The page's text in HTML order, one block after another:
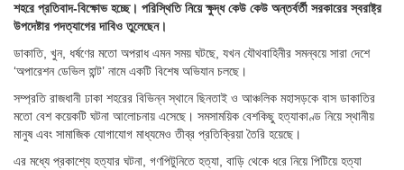
শহরে প্রতিবাদ-বিক্ষোভ হচ্ছে। পরিস্থিতি নিয়ে ক্ষুদ্ধ কেউ কেউ অন্তর্বর্তী সরকারের স্বরাষ্ট্র
উপদেষ্টার পদত্যাগের দাবিও তুলেছেন।
ডাকাতি, খুন, ধর্ষণের মতো অপরাধ এমন সময় ঘটছে, যখন যৌথবাহিনীর সমন্বয়ে সারা দেশে
‘অপারেশন ডেভিল হান্ট’ নামে একটি বিশেষ অভিযান চলছে।
সম্প্রতি রাজধানী ঢাকা শহরের বিভিন্ন স্থানে ছিনতাই ও আঞ্চলিক মহাসড়কে বাস ডাকাতির
মতো বেশ কয়েকটি ঘটনা আলোচনায় এসেছে। সমসাময়িক বেশকিছু হত্যাকাণ্ড নিয়ে স্থানীয়
মানুষ এবং সামাজিক যোগাযোগ মাধ্যমেও তীব্র প্রতিক্রিয়া তৈরি হয়েছে।
এর মধ্যে প্রকাশ্যে হত্যার ঘটনা, গণপিটুনিতে হত্যা, বাড়ি থেকে ধরে নিয়ে পিটিয়ে হত্যা